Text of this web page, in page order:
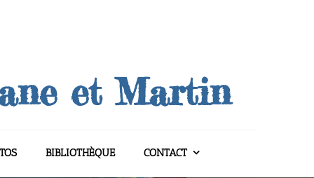
et Martin
BIBLIOTHÈQUE CONTACT